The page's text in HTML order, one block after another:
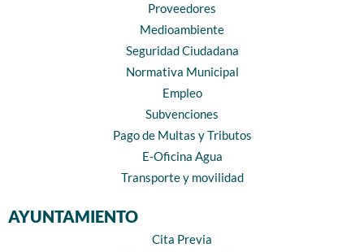
Proveedores
Medioambiente
Seguridad Ciudadana
Normativa Municipal
Empleo
Subvenciones
Pago de Multas y Tributos
E-Oficina Agua
Transporte y movilidad
AYUNTAMIENTO
Cita Previa